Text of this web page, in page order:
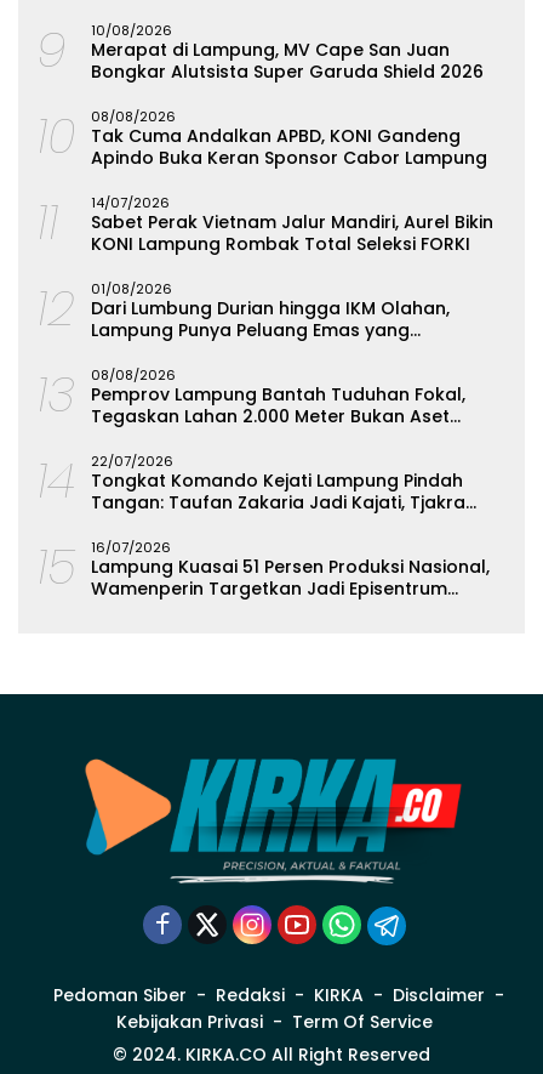
9 10/08/2026
Merapat di Lampung, MV Cape San Juan
Bongkar Alutsista Super Garuda Shield 2026
10 08/08/2026
Tak Cuma Andalkan APBD, KONI Gandeng
Apindo Buka Keran Sponsor Cabor Lampung
11 14/07/2026
Sabet Perak Vietnam Jalur Mandiri, Aurel Bikin
KONI Lampung Rombak Total Seleksi FORKI
12 01/08/2026
Dari Lumbung Durian hingga IKM Olahan,
Lampung Punya Peluang Emas yang
13 08/08/2026
Pemprov Lampung Bantah Tuduhan Fokal,
Tegaskan Lahan 2.000 Meter Bukan Aset
14 22/07/2026
Tongkat Komando Kejati Lampung Pindah
Tangan: Taufan Zakaria Jadi Kajati, Tjakra
15 16/07/2026
Lampung Kuasai 51 Persen Produksi Nasional,
Wamenperin Targetkan Jadi Episentrum
Pedoman Siber Redaksi KIRKA
Disclaimer
Kebijakan Privasi
Term Of Service
© 2024. KIRKA.CO All Right Reserved